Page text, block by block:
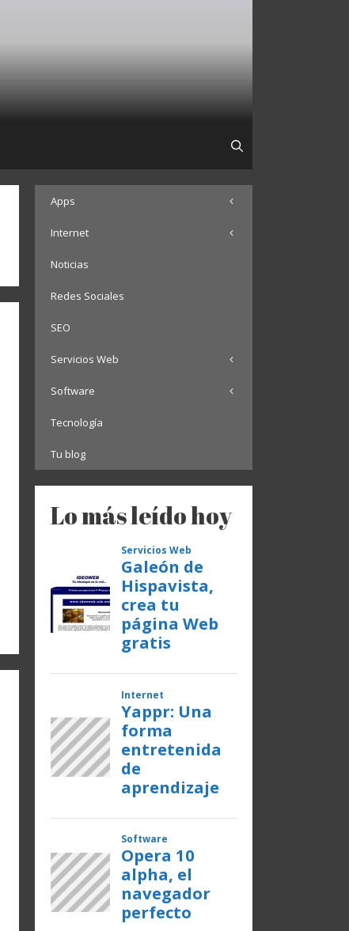
Apps
Internet
Noticias
Redes Sociales
SEO
Servicios Web
Software
Tecnología
Tu blog
Lo más leído hoy